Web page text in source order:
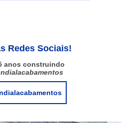
Redes Sociais!
anos construindo